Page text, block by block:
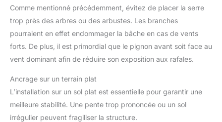
Comme mentionné précédemment, évitez de placer la serre
trop près des arbres ou des arbustes. Les branches
pourraient en effet endommager la bâche en cas de vents
forts. De plus, il est primordial que le pignon avant soit face au
vent dominant afin de réduire son exposition aux rafales.
Ancrage sur un terrain plat
L’installation sur un sol plat est essentielle pour garantir une
meilleure stabilité. Une pente trop prononcée ou un sol
irrégulier peuvent fragiliser la structure.